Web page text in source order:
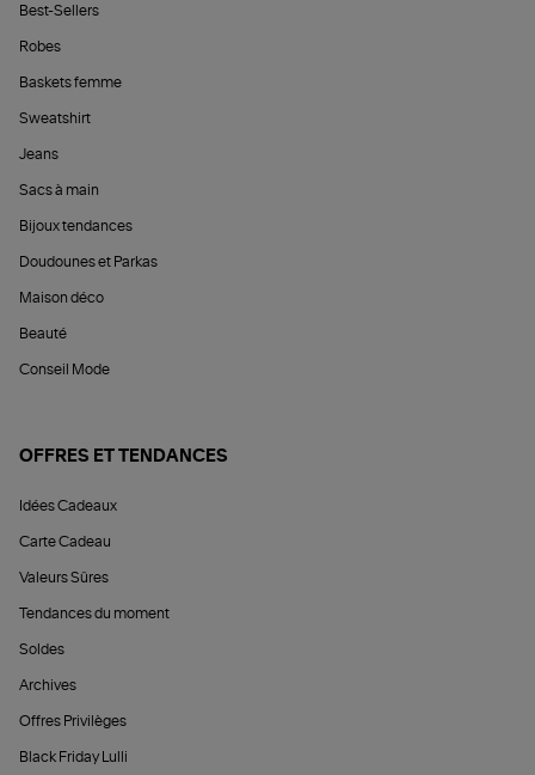
Best-Sellers
Robes
Baskets femme
Sweatshirt
Jeans
Sacs à main
Bijoux tendances
Doudounes et Parkas
Maison déco
Beauté
Conseil Mode
OFFRES ET TENDANCES
Idées Cadeaux
Carte Cadeau
Valeurs Sûres
Tendances du moment
Soldes
Archives
Offres Privilèges
Black Friday Lulli